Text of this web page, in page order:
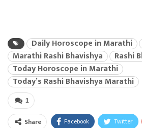
Daily Horoscope in Marathi
Marathi Rashi Bhavishya
Rashi
Today Horoscope in Marathi
Today’s Rashi Bhavishya Marathi
1
Share Facebook Twitter